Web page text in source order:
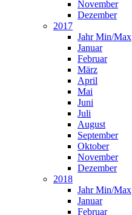
November
Dezember
2017
Jahr Min/Max
Januar
Februar
März
April
Mai
Juni
Juli
August
September
Oktober
November
Dezember
2018
Jahr Min/Max
Januar
Februar